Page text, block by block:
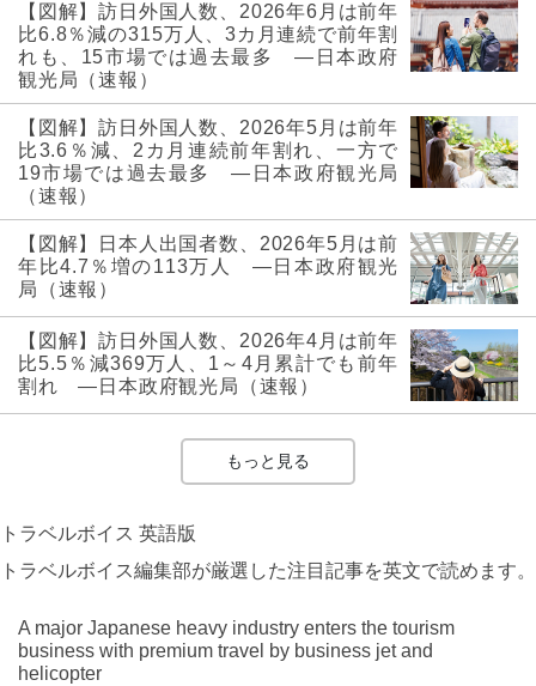
【図解】訪日外国人数、2026年6月は前年
比6.8％減の315万人、3カ月連続で前年割
れも、15市場では過去最多 ―日本政府
観光局（速報）
【図解】訪日外国人数、2026年5月は前年
比3.6％減、2カ月連続前年割れ、一方で
19市場では過去最多 ―日本政府観光局
（速報）
【図解】日本人出国者数、2026年5月は前
年比4.7％増の113万人 ―日本政府観光
局（速報）
【図解】訪日外国人数、2026年4月は前年
比5.5％減369万人、1～4月累計でも前年
割れ ―日本政府観光局（速報）
もっと見る
トラベルボイス 英語版
トラベルボイス編集部が厳選した注目記事を英文で読めます。
A major Japanese heavy industry enters the tourism
business with premium travel by business jet and
helicopter